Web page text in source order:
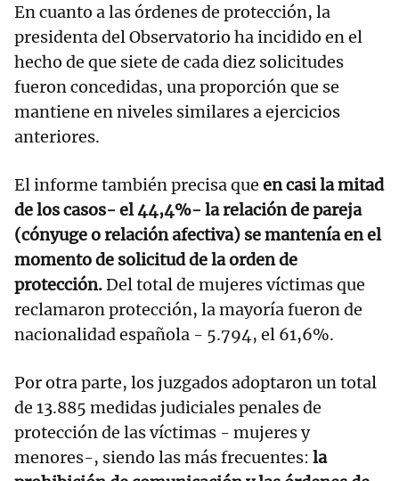
En cuanto a las órdenes de protección, la
presidenta del Observatorio ha incidido en el
hecho de que siete de cada diez solicitudes
fueron concedidas, una proporción que se
mantiene en niveles similares a ejercicios
anteriores.
El informe también precisa que en casi la mitad
de los casos- el 44,4%- la relación de pareja
(cónyuge o relación afectiva) se mantenía en el
momento de solicitud de la orden de
protección.Del total de mujeres víctimas que
reclamaron protección, la mayoría fueron de
nacionalidad española - 5.794, el 61,6%.
Por otra parte, los juzgados adoptaron un total
de 13.885 medidas judiciales penales de
protección de las víctimas - mujeres y
menores-, siendo las más frecuentes: la